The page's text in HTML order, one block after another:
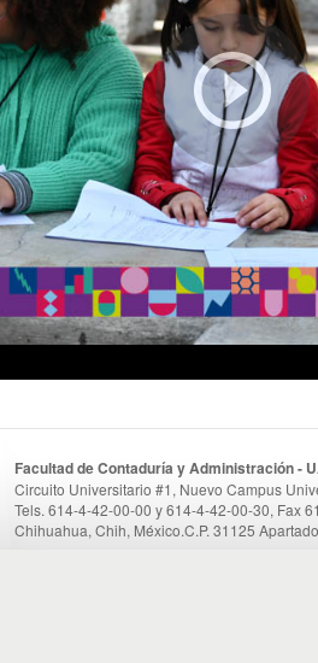
Facultad de Contaduría y Administración -
Circuito Universitario #1, Nuevo Campus
Tels. 614-4-42-00-00 y 614-4-42-00-30, Fax
Chihuahua, Chih, México.C.P. 31125